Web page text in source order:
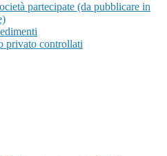
partecipate (da pubblicare in
privato controllati